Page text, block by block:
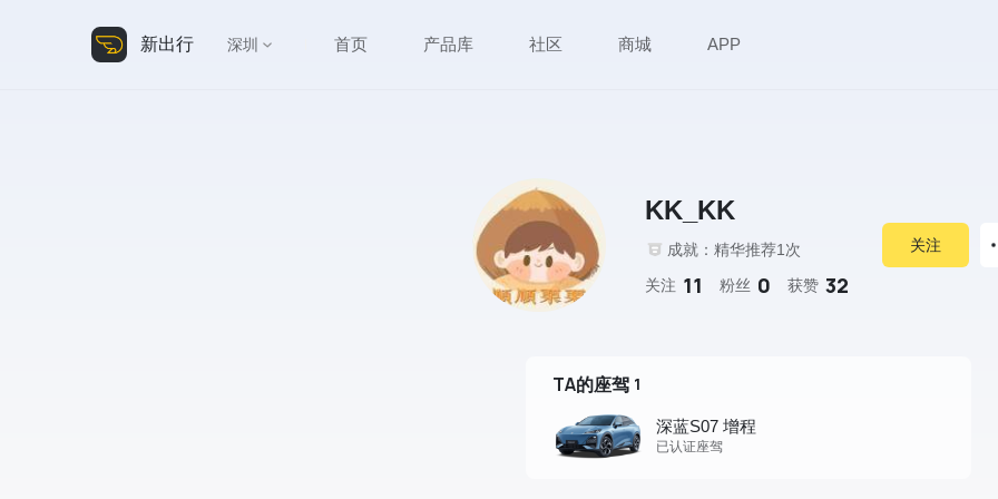
新出行 深圳 首页 产品库 社区 商城 APP
KK_KK
成就：精华推荐1次
关注 11 粉丝 0 获赞 32
关注
TA的座驾 1
深蓝S07 增程
已认证座驾